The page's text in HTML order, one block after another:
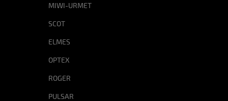
MIWI-URMET
SCOT
ELMES
OPTEX
ROGER
PULSAR